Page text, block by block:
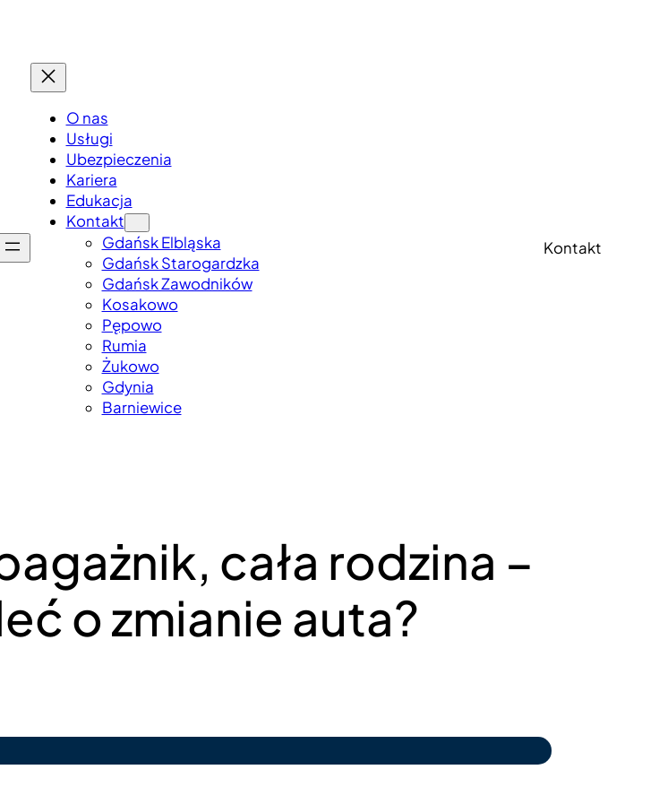
O nas
Usługi
Ubezpieczenia
Kariera
Edukacja
Kontakt
Gdańsk Elbląska
Gdańsk Starogardzka
Gdańsk Zawodników
Kosakowo
Pępowo
Rumia
Żukowo
Gdynia
Barniewice
Kontakt
cała rodzina –
o zmianie auta?